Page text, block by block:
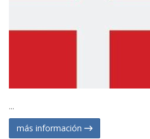
...
más información